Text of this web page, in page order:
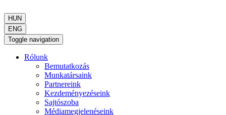
HUN
ENG
Toggle navigation
Rólunk
Bemutatkozás
Munkatársaink
Partnereink
Kezdeményezéseink
Sajtószoba
Médiamegjelenéseink